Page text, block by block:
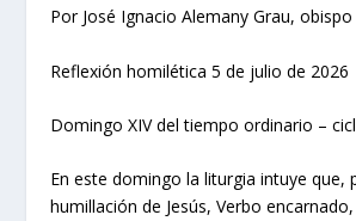
Por José Ignacio Alemany Grau,
Reflexión homilética 5 de julio de 2026
Domingo XIV del tiempo ordinario –
En este domingo la liturgia intuye que,
humillación de Jesús, Verbo